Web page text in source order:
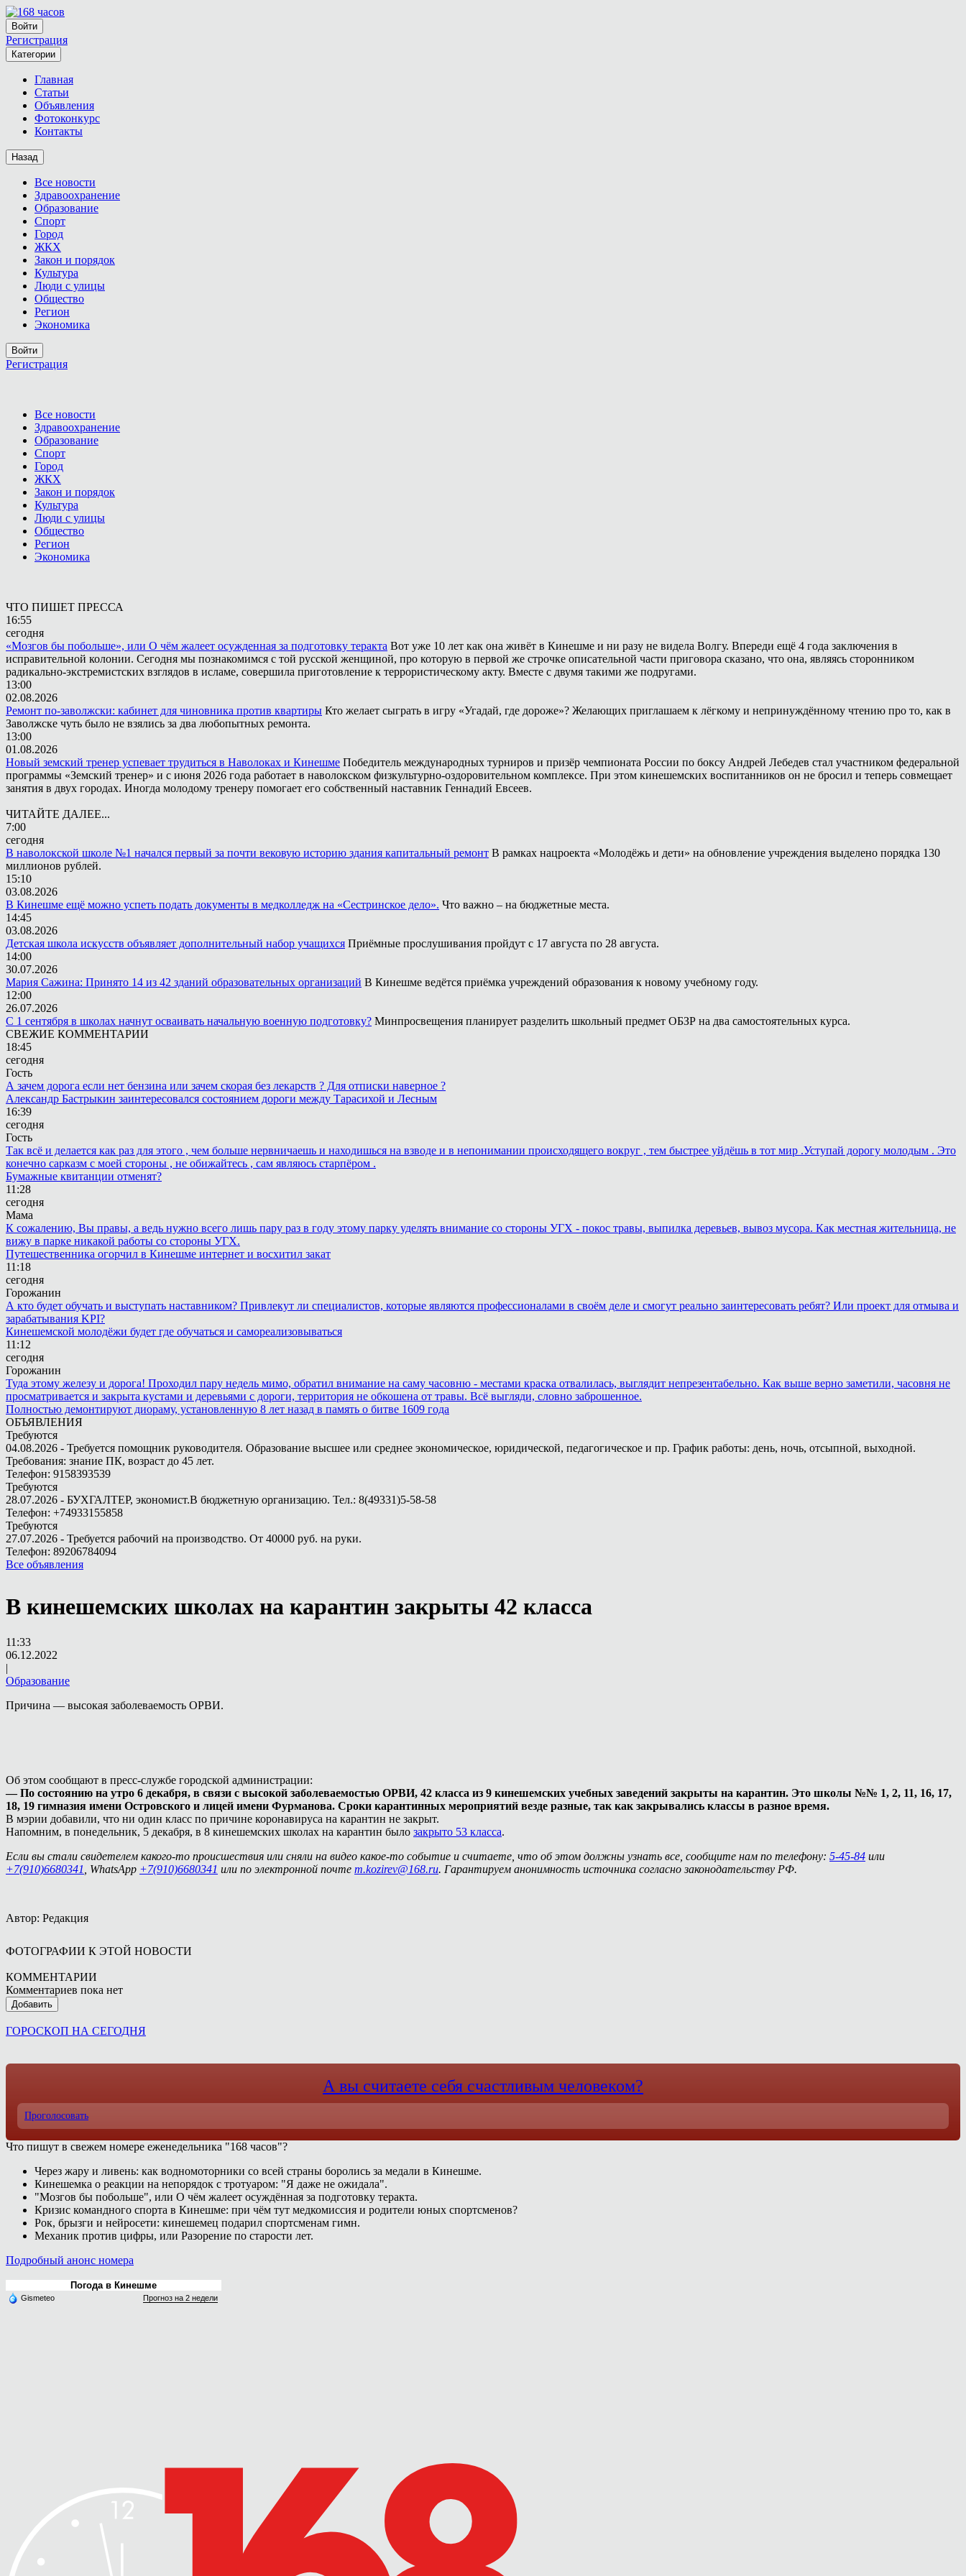
Войти
Регистрация
Категории
Главная
Статьи
Объявления
Фотоконкурс
Контакты
Назад
Все новости
Здравоохранение
Образование
Спорт
Город
ЖКХ
Закон и порядок
Культура
Люди с улицы
Общество
Регион
Экономика
Войти
Регистрация
Все новости
Здравоохранение
Образование
Спорт
Город
ЖКХ
Закон и порядок
Культура
Люди с улицы
Общество
Регион
Экономика
ЧТО ПИШЕТ ПРЕССА
16:55
сегодня
«Мозгов бы побольше», или О чём жалеет осужденная за подготовку теракта Вот уже 10 лет как она живёт в Кинешме и ни разу не видела Волгу. Впереди ещё 4 года заключения в
исправительной колонии. Сегодня мы познакомимся с той русской женщиной, про которую в первой же строчке описательной части приговора сказано, что она, являясь сторонником
радикально-экстремистских взглядов в исламе, совершила приготовление к террористическому акту. Вместе с двумя такими же подругами.
13:00
02.08.2026
Ремонт по-заволжски: кабинет для чиновника против квартиры Кто желает сыграть в игру «Угадай, где дороже»? Желающих приглашаем к лёгкому и непринуждённому чтению про то, как в
Заволжске чуть было не взялись за два любопытных ремонта.
13:00
01.08.2026
Новый земский тренер успевает трудиться в Наволоках и Кинешме Победитель международных турниров и призёр чемпионата России по боксу Андрей Лебедев стал участником федеральной
программы «Земский тренер» и с июня 2026 года работает в наволокском физкультурно-оздоровительном комплексе. При этом кинешемских воспитанников он не бросил и теперь совмещает
занятия в двух городах. Иногда молодому тренеру помогает его собственный наставник Геннадий Евсеев.
ЧИТАЙТЕ ДАЛЕЕ...
7:00
сегодня
В наволокской школе №1 начался первый за почти вековую историю здания капитальный ремонт В рамках нацроекта «Молодёжь и дети» на обновление учреждения выделено порядка 130
миллионов рублей.
15:10
03.08.2026
В Кинешме ещё можно успеть подать документы в медколледж на «Сестринское дело». Что важно – на бюджетные места.
14:45
03.08.2026
Детская школа искусств объявляет дополнительный набор учащихся Приёмные прослушивания пройдут с 17 августа по 28 августа.
14:00
30.07.2026
Мария Сажина: Принято 14 из 42 зданий образовательных организаций В Кинешме ведётся приёмка учреждений образования к новому учебному году.
12:00
26.07.2026
С 1 сентября в школах начнут осваивать начальную военную подготовку? Минпросвещения планирует разделить школьный предмет ОБЗР на два самостоятельных курса.
СВЕЖИЕ КОММЕНТАРИИ
18:45
сегодня
Гость
А зачем дорога если нет бензина или зачем скорая без лекарств ? Для отписки наверное ?
Александр Бастрыкин заинтересовался состоянием дороги между Тарасихой и Лесным
16:39
сегодня
Гость
Так всё и делается как раз для этого , чем больше нервничаешь и находишься на взводе и в непонимании происходящего вокруг , тем быстрее уйдёшь в тот мир .Уступай дорогу молодым . Это
конечно сарказм с моей стороны , не обижайтесь , сам являюсь старпёром .
Бумажные квитанции отменят?
11:28
сегодня
Мама
К сожалению, Вы правы, а ведь нужно всего лишь пару раз в году этому парку уделять внимание со стороны УГХ - покос травы, выпилка деревьев, вывоз мусора. Как местная жительница, не
вижу в парке никакой работы со стороны УГХ.
Путешественника огорчил в Кинешме интернет и восхитил закат
11:18
сегодня
Горожанин
А кто будет обучать и выступать наставником? Привлекут ли специалистов, которые являются профессионалами в своём деле и смогут реально заинтересовать ребят? Или проект для отмыва и
зарабатывания KPI?
Кинешемской молодёжи будет где обучаться и самореализовываться
11:12
сегодня
Горожанин
Туда этому железу и дорога! Проходил пару недель мимо, обратил внимание на саму часовню - местами краска отвалилась, выглядит непрезентабельно. Как выше верно заметили, часовня не
просматривается и закрыта кустами и деревьями с дороги, территория не обкошена от травы. Всё выгляди, словно заброшенное.
Полностью демонтируют диораму, установленную 8 лет назад в память о битве 1609 года
ОБЪЯВЛЕНИЯ
Требуются
04.08.2026 - Требуется помощник руководителя. Образование высшее или среднее экономическое, юридической, педагогическое и пр. График работы: день, ночь, отсыпной, выходной.
Требования: знание ПК, возраст до 45 лет.
Телефон: 9158393539
Требуются
28.07.2026 - БУХГАЛТЕР, экономист.В бюджетную организацию. Тел.: 8(49331)5-58-58
Телефон: +74933155858
Требуются
27.07.2026 - Требуется рабочий на производство. От 40000 руб. на руки.
Телефон: 89206784094
Все объявления
В кинешемских школах на карантин закрыты 42 класса
11:33
06.12.2022
|
Образование
Причина — высокая заболеваемость ОРВИ.
Об этом сообщают в пресс-службе городской администрации:
— По состоянию на утро 6 декабря, в связи с высокой заболеваемостью ОРВИ, 42 класса из 9 кинешемских учебных заведений закрыты на карантин. Это школы №№ 1, 2, 11, 16, 17,
18, 19 гимназия имени Островского и лицей имени Фурманова. Сроки карантинных мероприятий везде разные, так как закрывались классы в разное время.
В мэрии добавили, что ни один класс по причине коронавируса на карантин не закрыт.
Напомним, в понедельник, 5 декабря, в 8 кинешемских школах на карантин было закрыто 53 класса.
Если вы стали свидетелем какого-то происшествия или сняли на видео какое-то событие и считаете, что об этом должны узнать все, сообщите нам по телефону: 5-45-84 или
+7(910)6680341
, WhatsApp +7(910)6680341 или по электронной почте m.kozirev@168.ru. Гарантируем анонимность источника согласно законодательству РФ.
Автор: Редакция
ФОТОГРАФИИ К ЭТОЙ НОВОСТИ
КОММЕНТАРИИ
Комментариев пока нет
Добавить
ГОРОСКОП НА СЕГОДНЯ
А вы считаете себя счастливым человеком?
Проголосовать
Что пишут в свежем номере еженедельника "168 часов"?
Через жару и ливень: как водномоторники со всей страны боролись за медали в Кинешме.
Кинешемка о реакции на непорядок с тротуаром: "Я даже не ожидала".
"Мозгов бы побольше", или О чём жалеет осуждённая за подготовку теракта.
Кризис командного спорта в Кинешме: при чём тут медкомиссия и родители юных спортсменов?
Рок, брызги и нейросети: кинешемец подарил спортсменам гимн.
Механик против цифры, или Разорение по старости лет.
Подробный анонс номера
Погода в Кинешме
Gismeteo Прогноз на 2 недели